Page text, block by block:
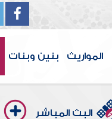
المواريث بنين وبنات
البث المباشر